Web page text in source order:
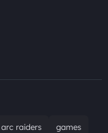
arc raiders games